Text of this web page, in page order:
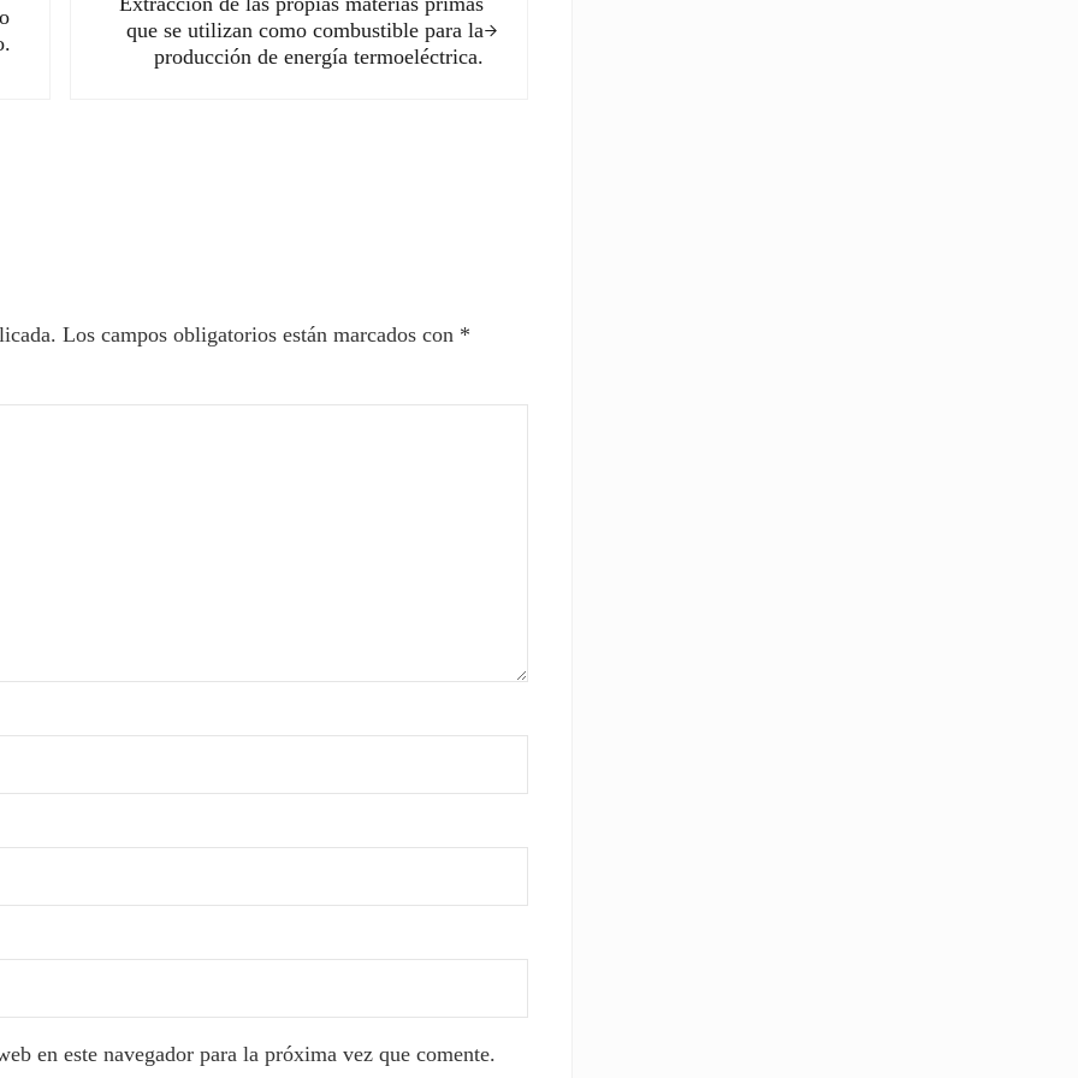
que se utilizan como combustible para la
producción de energía termoeléctrica.
Los campos obligatorios están marcados con *
en este navegador para la próxima vez que comente.